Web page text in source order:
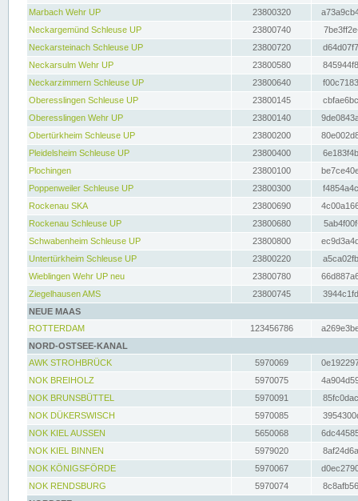
Marbach Wehr UP
23800320
Neckargemünd Schleuse UP
23800740
Neckarsteinach Schleuse UP
23800720
Neckarsulm Wehr UP
23800580
Neckarzimmern Schleuse UP
23800640
Oberesslingen Schleuse UP
23800145
Oberesslingen Wehr UP
23800140
Obertürkheim Schleuse UP
23800200
Pleidelsheim Schleuse UP
23800400
Plochingen
23800100
Poppenweiler Schleuse UP
23800300
Rockenau SKA
23800690
Rockenau Schleuse UP
23800680
Schwabenheim Schleuse UP
23800800
Untertürkheim Schleuse UP
23800220
Wieblingen Wehr UP neu
23800780
Ziegelhausen AMS
23800745
NEUE MAAS
ROTTERDAM
123456786
NORD-OSTSEE-KANAL
AWK STROHBRÜCK
5970069
NOK BREIHOLZ
5970075
NOK BRUNSBÜTTEL
5970091
NOK DÜKERSWISCH
5970085
NOK KIEL AUSSEN
5650068
NOK KIEL BINNEN
5979020
NOK KÖNIGSFÖRDE
5970067
NOK RENDSBURG
5970074